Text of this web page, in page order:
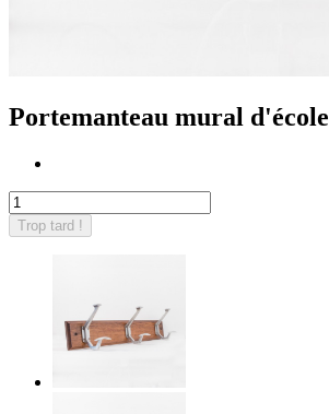
Portemanteau mural d'école
Trop tard !